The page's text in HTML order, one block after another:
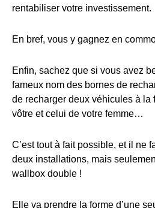
rentabiliser votre investissement.
En bref, vous y gagnez en
Enfin, sachez que si vous avez
fameux nom des bornes de
de recharger deux véhicules à la
vôtre et celui de votre femme…
C’est tout à fait possible, et il ne
deux installations, mais
wallbox double !
Elle va prendre la forme d’une